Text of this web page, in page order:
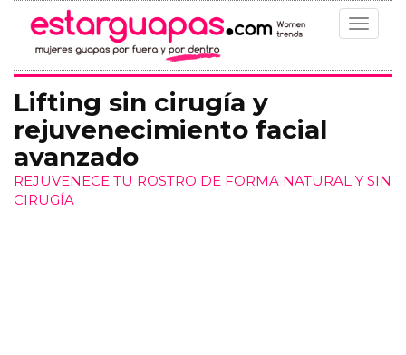
Toggle
Lifting sin cirugía y
rejuvenecimiento facial
avanzado
REJUVENECE TU ROSTRO DE FORMA NATURAL Y SIN
CIRUGÍA